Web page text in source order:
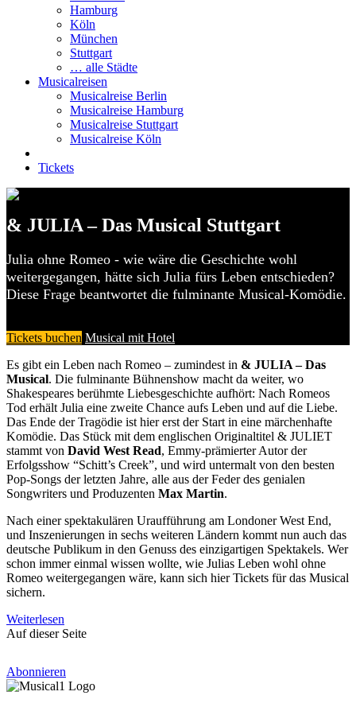
Hamburg
Köln
München
Stuttgart
… alle Städte
Musicalreisen
Musicalreise Berlin
Musicalreise Hamburg
Musicalreise Stuttgart
Musicalreise Köln
Tickets
& JULIA – Das Musical Stuttgart
Julia ohne Romeo - wie wäre die Geschichte wohl
weitergegangen, hätte sich Julia fürs Leben entschieden?
Diese Frage beantwortet die fulminante Musical-Komödie.
Tickets buchen Musical mit Hotel
Es gibt ein Leben nach Romeo – zumindest in & JULIA – Das
Musical. Die fulminante Bühnenshow macht da weiter, wo
Shakespeares berühmte Liebesgeschichte aufhört: Nach Romeos
Tod erhält Julia eine zweite Chance aufs Leben und auf die Liebe.
Das Ende der Tragödie ist hier erst der Start in eine märchenhafte
Komödie. Das Stück mit dem englischen Originaltitel & JULIET
stammt von David West Read, Emmy-prämierter Autor der
Erfolgsshow “Schitt’s Creek”, und wird untermalt von den besten
Pop-Songs der letzten Jahre, alle aus der Feder des genialen
Songwriters und Produzenten Max Martin.
Nach einer spektakulären Uraufführung am Londoner West End,
und Inszenierungen in sechs weiteren Ländern kommt nun auch das
deutsche Publikum in den Genuss des einzigartigen Spektakels. Wer
schon immer einmal wissen wollte, wie Julias Leben wohl ohne
Romeo weitergegangen wäre, kann sich hier Tickets für das Musical
sichern.
Weiterlesen
Auf dieser Seite
Abonnieren